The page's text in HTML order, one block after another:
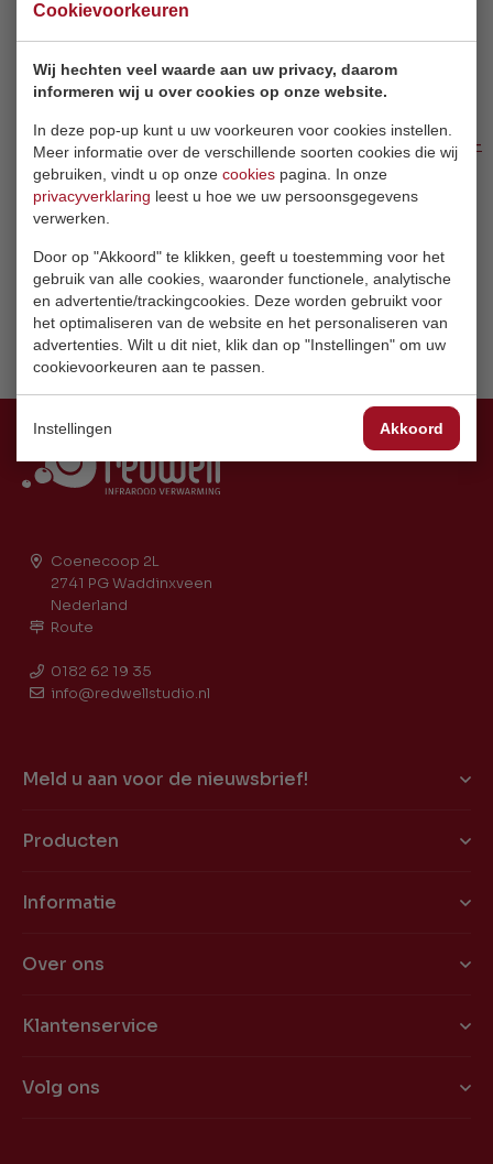
Cookievoorkeuren
Wij hechten veel waarde aan uw privacy, daarom
informeren wij u over cookies op onze website.
In deze pop-up kunt u uw voorkeuren voor cookies instellen.
Meer informatie over de verschillende soorten cookies die wij
gebruiken, vindt u op onze cookies pagina. In onze
privacyverklaring leest u hoe we uw persoonsgegevens
verwerken.
Door op "Akkoord" te klikken, geeft u toestemming voor het
gebruik van alle cookies, waaronder functionele, analytische
en advertentie/trackingcookies. Deze worden gebruikt voor
het optimaliseren van de website en het personaliseren van
advertenties. Wilt u dit niet, klik dan op "Instellingen" om uw
cookievoorkeuren aan te passen.
Instellingen Akkoord
Hieronder de link naar het artikel:
https://www.ad.nl/woerden/na-tien-jaar-bijna-weer-
fbclid=IwAR0nh8zwQbQo8b3IKL412DlTYslHL6VzJVb-
bYAHRCuI72OnWCdeT1o7Dcg
Terug naar overzicht
Coenecoop 2L
2741 PG Waddinxveen
Nederland
Route
0182 62 19 35
info@redwellstudio.nl
Meld u aan voor de nieuwsbrief!
Producten
Informatie
Over ons
Klantenservice
Volg ons